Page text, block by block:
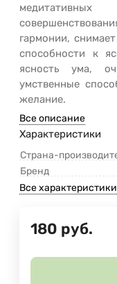
гармонии,
способности к
ясность ума,
умственные
желание.
Все описание
Характеристики
Страна-
Бренд
Все характеристики
180 руб.